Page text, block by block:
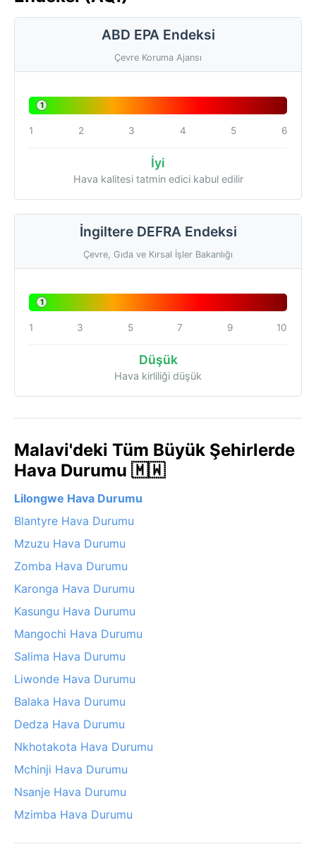
ABD EPA Endeksi
Çevre Koruma Ajansı
1
1 2 3 4 5 6
İyi
Hava kalitesi tatmin edici kabul edilir
İngiltere DEFRA Endeksi
Çevre, Gıda ve Kırsal İşler Bakanlığı
1
1 3 5 7 9 10
Düşük
Hava kirliliği düşük
Malavi'deki Tüm Büyük Şehirlerde
Hava Durumu 🇲🇼
Lilongwe Hava Durumu
Blantyre Hava Durumu
Mzuzu Hava Durumu
Zomba Hava Durumu
Karonga Hava Durumu
Kasungu Hava Durumu
Mangochi Hava Durumu
Salima Hava Durumu
Liwonde Hava Durumu
Balaka Hava Durumu
Dedza Hava Durumu
Nkhotakota Hava Durumu
Mchinji Hava Durumu
Nsanje Hava Durumu
Mzimba Hava Durumu